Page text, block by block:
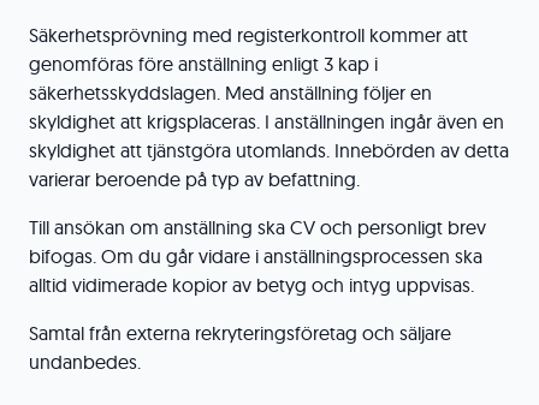
Säkerhetsprövning med registerkontroll kommer att
genomföras före anställning enligt 3 kap i
säkerhetsskyddslagen. Med anställning följer en
skyldighet att krigsplaceras. I anställningen ingår även en
skyldighet att tjänstgöra utomlands. Innebörden av detta
varierar beroende på typ av befattning.
Till ansökan om anställning ska CV och personligt brev
bifogas. Om du går vidare i anställningsprocessen ska
alltid vidimerade kopior av betyg och intyg uppvisas.
Samtal från externa rekryteringsföretag och säljare
undanbedes.